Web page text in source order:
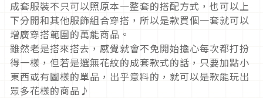
成套服裝不只可以照原本一整套的搭配方式，也可以上
下分開和其他服飾組合穿搭，所以是款買個一套就可以
增廣穿搭範圍的萬能商品。
雖然老是搭來搭去，感覺就會不免開始擔心每次都打扮
得一樣，但若是選無花紋的成套款式的話，只要加點小
東西或有圖樣的單品，出乎意料的，就可以是款能玩出
眾多花樣的商品♪